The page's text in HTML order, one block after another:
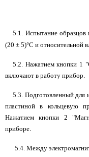
5.1. Испытание
(20 ± 5)°С и относительной
5.2. Нажатием кнопки 1
включают в работу прибор.
5.3. Подготовленный для
пластиной в кольцевую
Нажатием кнопки 2
приборе.
5.4. Между